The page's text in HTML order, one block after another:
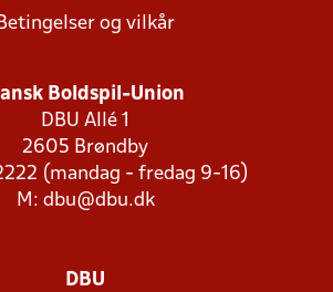
Betingelser og vilkår
Boldspil-Union
DBU Allé 1
2605 Brøndby
(mandag - fredag 9-16)
M: dbu@dbu.dk
DBU